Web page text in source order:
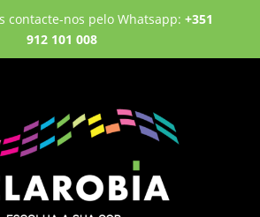
contacte-nos pelo Whatsapp: +351
912 101 008